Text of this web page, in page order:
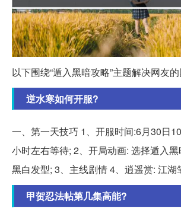
以下围绕“遁入黑暗攻略”主题解决网友
逆水寒如何开服?
一、第一天技巧 1、开服时间:6月30日
小时左右等待; 2、开局动画: 选择遁入
黑白发型; 3、主线剧情 4、逍遥赏: 江湖
甲贺忍法帖第几集高能?